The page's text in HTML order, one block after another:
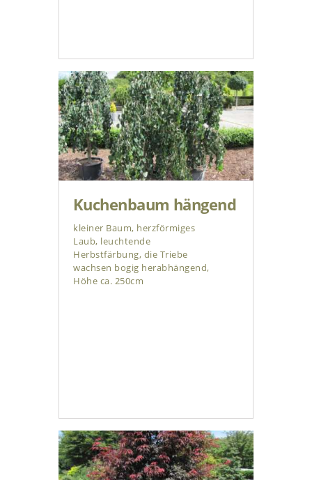
Kuchenbaum hängend
kleiner Baum, herzförmiges
Laub, leuchtende
Herbstfärbung, die Triebe
wachsen bogig herabhängend,
Höhe ca. 250cm